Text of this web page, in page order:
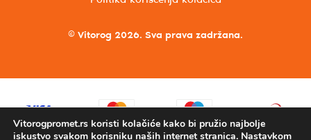
© Vitorog 2026. Sva prava zadržana.
Vitorogpromet.rs koristi kolačiće kako bi pružio najbolje
iskustvo svakom korisniku naših internet stranica. Nastavkom